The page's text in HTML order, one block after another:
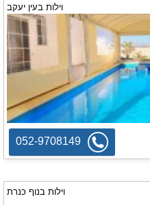
וילות בעין יעקב
052-9708149
וילות בנוף כנרת